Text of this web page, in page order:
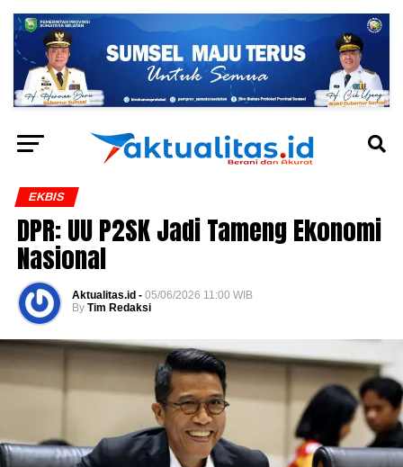
EKBIS
DPR: UU P2SK Jadi Tameng Ekonomi
Nasional
Aktualitas.id - 05/06/2026 11:00 WIB
By Tim Redaksi